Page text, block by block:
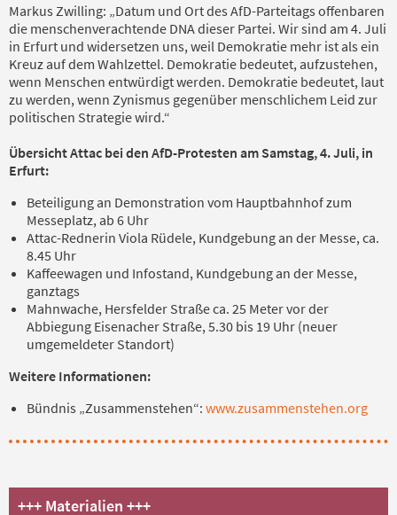
Markus Zwilling: „Datum und Ort des AfD-Parteitags offenbaren
die menschenverachtende DNA dieser Partei. Wir sind am 4. Juli
in Erfurt und widersetzen uns, weil Demokratie mehr ist als ein
Kreuz auf dem Wahlzettel. Demokratie bedeutet, aufzustehen,
wenn Menschen entwürdigt werden. Demokratie bedeutet, laut
zu werden, wenn Zynismus gegenüber menschlichem Leid zur
politischen Strategie wird.“
Übersicht Attac bei den AfD-Protesten am Samstag, 4. Juli, in
Erfurt:
Beteiligung an Demonstration vom Hauptbahnhof zum
Messeplatz, ab 6 Uhr
Attac-Rednerin Viola Rüdele, Kundgebung an der Messe, ca.
8.45 Uhr
Kaffeewagen und Infostand, Kundgebung an der Messe,
ganztags
Mahnwache, Hersfelder Straße ca. 25 Meter vor der
Abbiegung Eisenacher Straße, 5.30 bis 19 Uhr (neuer
umgemeldeter Standort)
Weitere Informationen:
Bündnis „Zusammenstehen“: www.zusammenstehen.org
+++ Materialien +++